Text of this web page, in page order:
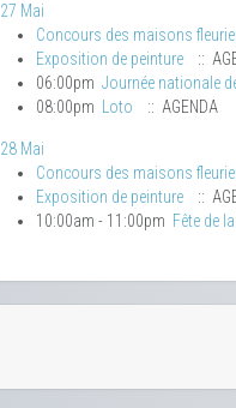
27 Mai
Concours des maisons
Exposition de peinture
::
06:00pm Journée nationale
08:00pm Loto :: AGENDA
28 Mai
Concours des maisons
Exposition de peinture
::
10:00am - 11:00pm Fête de